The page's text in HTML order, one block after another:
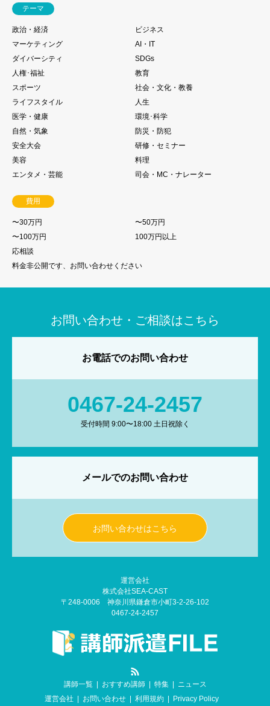
テーマ
政治・経済
ビジネス
マーケティング
AI・IT
ダイバーシティ
SDGs
人権･福祉
教育
スポーツ
社会・文化・教養
ライフスタイル
人生
医学・健康
環境･科学
自然・気象
防災・防犯
安全大会
研修・セミナー
美容
料理
エンタメ・芸能
司会・MC・ナレーター
費用
〜30万円
〜50万円
〜100万円
100万円以上
応相談
料金非公開です、お問い合わせください
お問い合わせ・ご相談はこちら
お電話でのお問い合わせ
0467-24-2457
受付時間 9:00〜18:00 土日祝除く
メールでのお問い合わせ
お問い合わせはこちら
運営会社
株式会社SEA-CAST
〒248-0006 神奈川県鎌倉市小町3-2-26-102
0467-24-2457
講師一覧
おすすめ講師 特集
ニュース
運営会社
お問い合わせ 利用規約 Privacy Policy